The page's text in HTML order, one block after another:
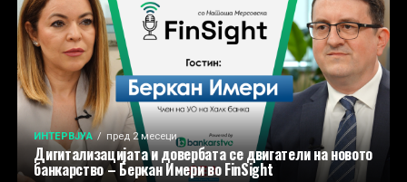
ИНТЕРВЈУА пред 2 месеци
Дигитализацијата и довербата се двигатели на новото
банкарство – Беркан Имери во FinSight